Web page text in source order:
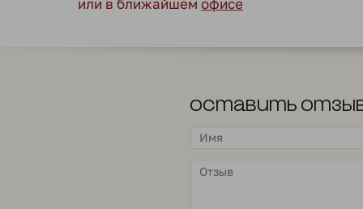
или в ближайшем офисе
Оставить